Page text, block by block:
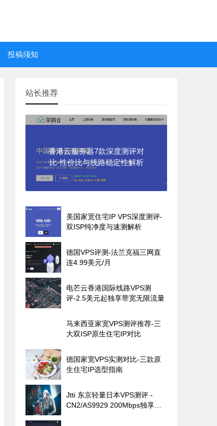
投稿须知
站长推荐
香港云服务器7款深度测评对
比-性价比与线路稳定性解析
美国家宽住宅IP VPS深度测评-
双ISP纯净度与速测解析
德国VPS评测-法兰克福三网直
连4.99美元/月
电芒云香港国际线路VPS测
评-2.5美元起独享带宽无限流量
马来西亚家宽VPS测评推荐-三
大双ISP原生住宅IP对比
德国家宽VPS实测对比-三款原
生住宅IP选型指南
Jtti 东京轻量日本VPS测评 -
CN2/AS9929 200Mbps独享带